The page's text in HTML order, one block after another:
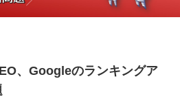
、Googleのランキングア